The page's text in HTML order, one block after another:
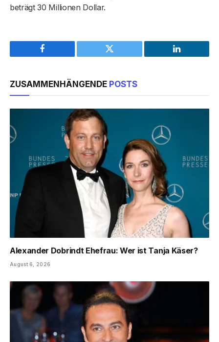
beträgt 30 Millionen Dollar.
Facebook Twitter LinkedIn
ZUSAMMENHÄNGENDE POSTS
Alexander Dobrindt Ehefrau: Wer ist Tanja Käser?
August 6, 2026